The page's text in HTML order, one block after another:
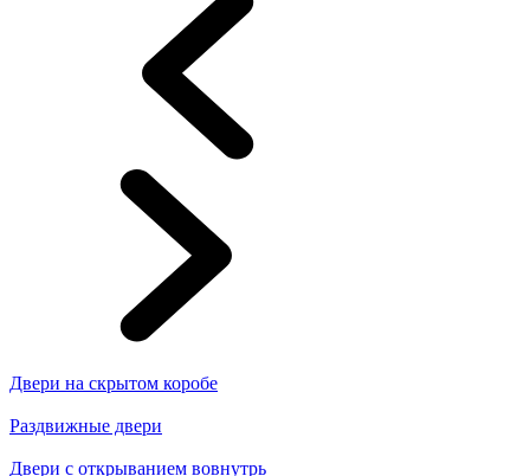
Двери на скрытом коробе
Раздвижные двери
Двери с открыванием вовнутрь